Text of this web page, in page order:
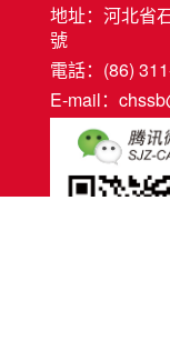
地址：河北省
號
電話：(86)
E-mail：